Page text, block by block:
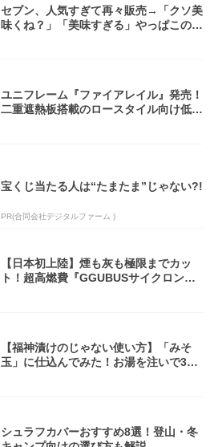
セブン、人気すぎて再々販売→「クソ美
味くね？」「美味すぎる」やっぱこのク
ユニフレーム『ファイアレイル』発売！
二重遮熱板搭載のロースタイル向け低型
宝くじ当たる人は“たまたま”じゃない?!
PR(合同会社デジタルファーム )
【日本初上陸】煙も灰も極限までカッ
ト！超高燃費『GGUBUSサイクロン焚
【福神漬けのじゃない使い方】「みそ
玉」に仕込んでみた！お湯を注いで30
シュラフカバーおすすめ8選！登山・冬